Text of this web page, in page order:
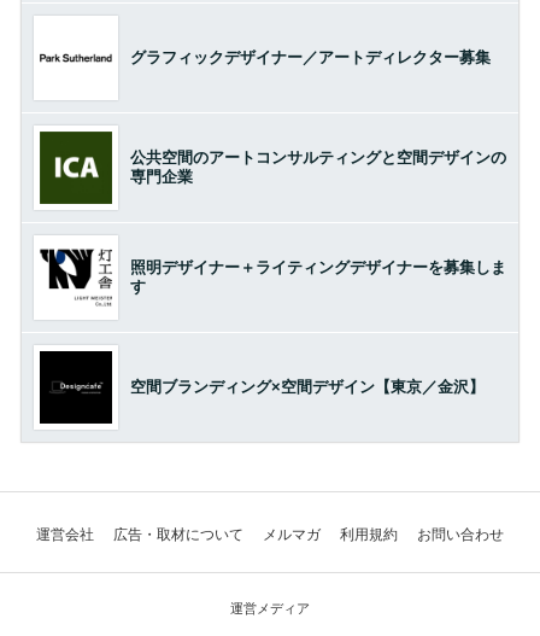
グラフィックデザイナー／アートディレクター募集
公共空間のアートコンサルティングと空間デザインの
専門企業
照明デザイナー＋ライティングデザイナーを募集しま
す
空間ブランディング×空間デザイン【東京／金沢】
運営会社 広告・取材について メルマガ 利用規約 お問い合わせ
運営メディア